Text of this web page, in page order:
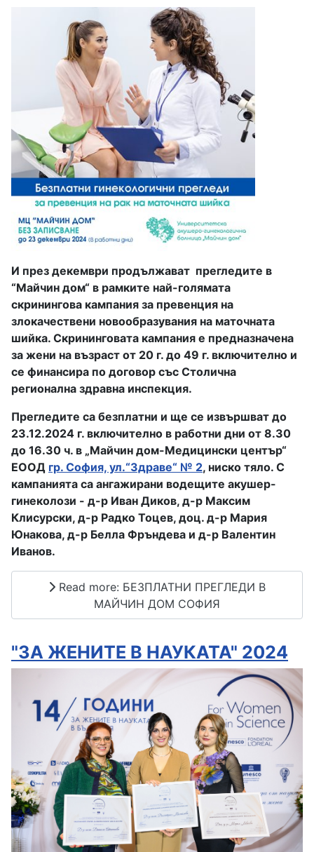
И през декември продължават прегледите в
“Майчин дом“ в рамките най-голямата
скринингова кампания за превенция на
злокачествени новообразувания на маточната
шийка. Скрининговата кампания е предназначена
за жени на възраст от 20 г. до 49 г. включително и
се финансира по договор със Столична
регионална здравна инспекция.
Прегледите са безплатни и ще се извършват до
23.12.2024 г. включително в работни дни от 8.30
до 16.30 ч. в „Майчин дом-Медицински център“
ЕООД гр. София, ул.“Здраве“ № 2, ниско тяло. С
кампанията са ангажирани водещите акушер-
гинеколози - д-р Иван Диков, д-р Максим
Клисурски, д-р Радко Тоцев, доц. д-р Мария
Юнакова, д-р Белла Фръндева и д-р Валентин
Иванов.
Read more: БЕЗПЛАТНИ ПРЕГЛЕДИ В
МАЙЧИН ДОМ СОФИЯ
"ЗА ЖЕНИТЕ В НАУКАТА" 2024